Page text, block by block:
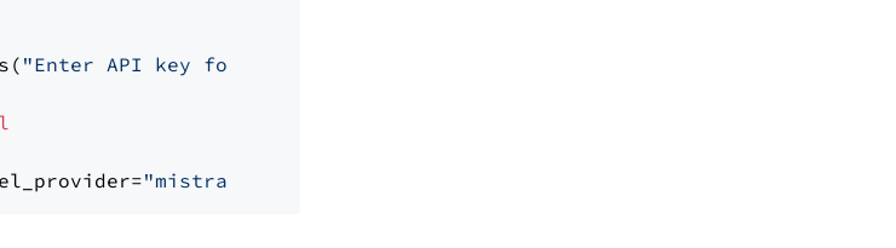
"Enter API key for Mistral AI: "
"mistralai"